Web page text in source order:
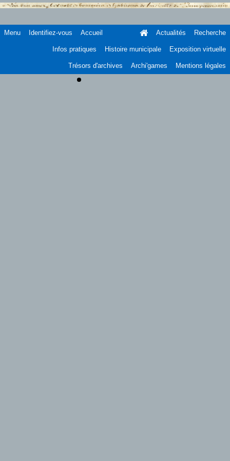
Menu Identifiez-vous Accueil Actualités Recherche
Infos pratiques Histoire municipale Exposition virtuelle
Trésors d'archives Archi'games Mentions légales